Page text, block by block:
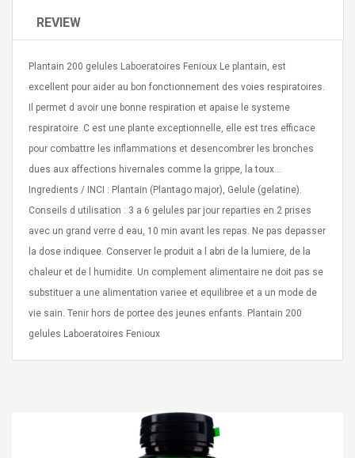
Jasper
Universal Usb Charger
Adapter 5v/2.1a Ac Usb
Wall Charger Travel
Adapter For Samsung
Charge Adapter
$ 1.72
IPhone Cases
$ 11.43
Zdm 24 Key Ir Control
REVIEW
Plantain 200 gelules Laboeratoires Fenioux Le plantain, est
excellent pour aider au bon fonctionnement des voies respiratoires.
Il permet d avoir une bonne respiration et apaise le systeme
respiratoire. C est une plante exceptionnelle, elle est tres efficace
pour combattre les inflammations et desencombrer les bronches
dues aux affections hivernales comme la grippe, la toux...
Ingredients / INCI : Plantain (Plantago major), Gelule (gelatine).
Conseils d utilisation : 3 a 6 gelules par jour reparties en 2 prises
avec un grand verre d eau, 10 min avant les repas. Ne pas depasser
la dose indiquee. Conserver le produit a l abri de la lumiere, de la
chaleur et de l humidite. Un complement alimentaire ne doit pas se
substituer a une alimentation variee et equilibree et a un mode de
vie sain. Tenir hors de portee des jeunes enfants. Plantain 200
gelules Laboeratoires Fenioux